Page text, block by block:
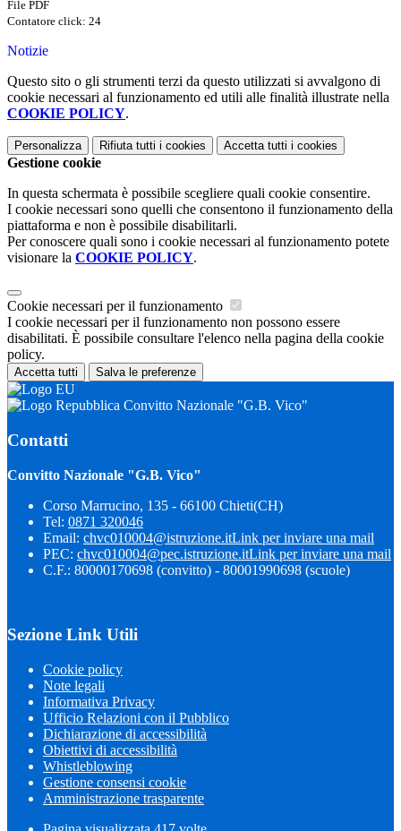
File PDF
Contatore click: 24
Notizie
Questo sito o gli strumenti terzi da questo utilizzati si avvalgono di
cookie necessari al funzionamento ed utili alle finalità illustrate nella
COOKIE POLICY.
Personalizza Rifiuta tutti i cookies Accetta tutti i cookies
Gestione cookie
In questa schermata è possibile scegliere quali cookie consentire.
I cookie necessari sono quelli che consentono il funzionamento della
piattaforma e non è possibile disabilitarli.
Per conoscere quali sono i cookie necessari al funzionamento potete
visionare la COOKIE POLICY.
Cookie necessari per il funzionamento
I cookie necessari per il funzionamento non possono essere
disabilitati. È possibile consultare l'elenco nella pagina della cookie
policy.
Accetta tutti Salva le preferenze
Convitto Nazionale "G.B. Vico"
Contatti
Convitto Nazionale "G.B. Vico"
Corso Marrucino, 135 - 66100 Chieti(CH)
Tel: 0871 320046
Email: chvc010004@istruzione.itLink per inviare una mail
PEC: chvc010004@pec.istruzione.itLink per inviare una mail
C.F.: 80000170698 (convitto) - 80001990698 (scuole)
Sezione Link Utili
Cookie policy
Note legali
Informativa Privacy
Ufficio Relazioni con il Pubblico
Dichiarazione di accessibilità
Obiettivi di accessibilità
Whistleblowing
Gestione consensi cookie
Amministrazione trasparente